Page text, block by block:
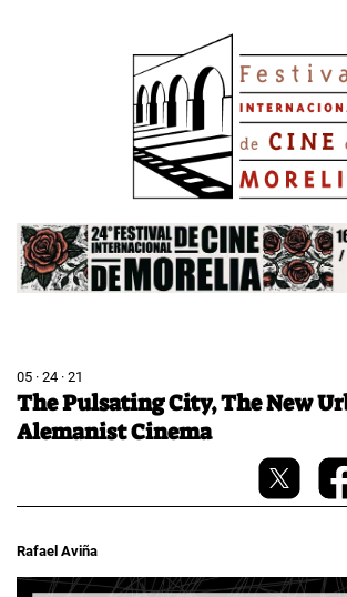
Image
05 · 24 · 21
The Pulsating City, The New
Alemanist Cinema
Rafael Aviña